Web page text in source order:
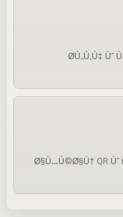
Ø­Ù„Ù‚Ù‡
Ø§Ù…Ú©Ø§Ù† QR